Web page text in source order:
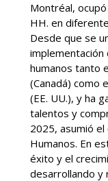
Montréal,
HH. en
Desde que se
humanos tanto
(Canadá) como
(EE. UU.), y ha
talentos y
2025, asumió
Humanos. En
éxito y el
desarrollando y